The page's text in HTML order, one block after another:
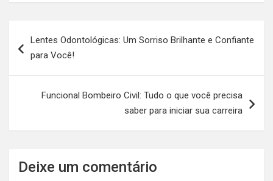
de
Lentes Odontológicas: Um Sorriso Brilhante e Confiante
para Você!
Funcional Bombeiro Civil: Tudo o que você precisa
saber para iniciar sua carreira
Deixe um comentário